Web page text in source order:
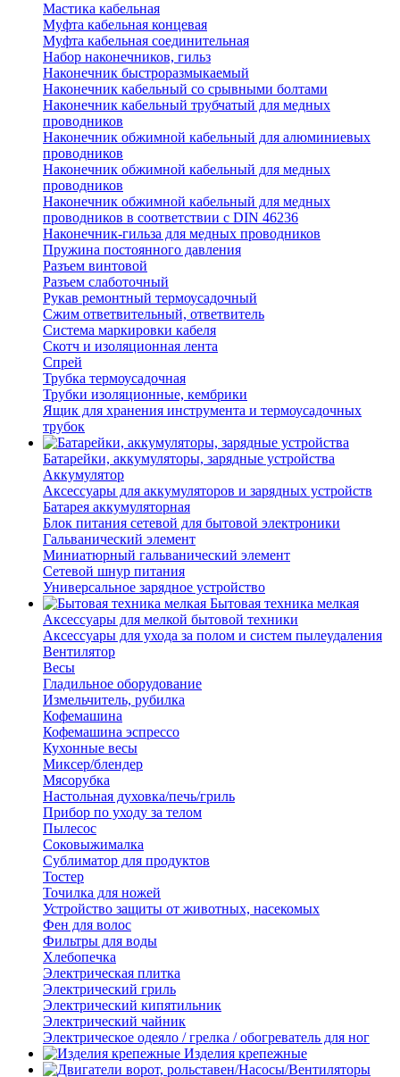
Мастика кабельная
Муфта кабельная концевая
Муфта кабельная соединительная
Набор наконечников, гильз
Наконечник быстроразмыкаемый
Наконечник кабельный со срывными болтами
Наконечник кабельный трубчатый для медных
проводников
Наконечник обжимной кабельный для алюминиевых
проводников
Наконечник обжимной кабельный для медных
проводников
Наконечник обжимной кабельный для медных
проводников в соответствии с DIN 46236
Наконечник-гильза для медных проводников
Пружина постоянного давления
Разъем винтовой
Разъем слаботочный
Рукав ремонтный термоусадочный
Сжим ответвительный, ответвитель
Система маркировки кабеля
Скотч и изоляционная лента
Спрей
Трубка термоусадочная
Трубки изоляционные, кембрики
Ящик для хранения инструмента и термоусадочных
трубок
Батарейки, аккумуляторы, зарядные устройства
Аккумулятор
Аксессуары для аккумуляторов и зарядных устройств
Батарея аккумуляторная
Блок питания сетевой для бытовой электроники
Гальванический элемент
Миниатюрный гальванический элемент
Сетевой шнур питания
Универсальное зарядное устройство
Бытовая техника мелкая
Аксессуары для мелкой бытовой техники
Аксессуары для ухода за полом и систем пылеудаления
Вентилятор
Весы
Гладильное оборудование
Измельчитель, рубилка
Кофемашина
Кофемашина эспрессо
Кухонные весы
Миксер/блендер
Мясорубка
Настольная духовка/печь/гриль
Прибор по уходу за телом
Пылесос
Соковыжималка
Сублиматор для продуктов
Тостер
Точилка для ножей
Устройство защиты от животных, насекомых
Фен для волос
Фильтры для воды
Хлебопечка
Электрическая плитка
Электрический гриль
Электрический кипятильник
Электрический чайник
Электрическое одеяло / грелка / обогреватель для ног
Изделия крепежные